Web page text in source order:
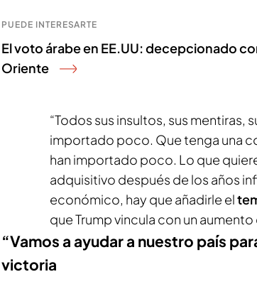
PUEDE INTERESARTE
El voto árabe en EE.UU: decepcionado
Oriente
“Todos sus insultos, sus mentiras,
importado poco. Que tenga una
han importado poco. Lo que
adquisitivo después de los años
económico, hay que añadirle el
que Trump vincula con un
“Vamos a ayudar a nuestro país
victoria